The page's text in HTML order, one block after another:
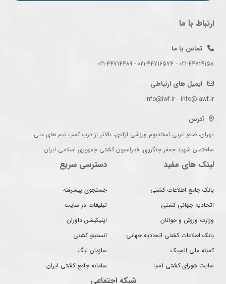
ارتباط با ما
تماس با ما
021-44714158 - 021-44716574 - 021-44714489
ایمیل های ارتباطی
info@iwf.ir - info@iawf.ir
آدرس
تهران، ضلع غربی استادیوم ورزشی آزادی، بالاتر از درب کمپ تیم های ملی،
ساختمان شهید جعفر جنگروی، فدراسیون کشتی جمهوری اسلامی ایران
لینک های مفید
بانک جامع اطلاعات کشتی
اتحادیه جهانی کشتی
وزارت ورزش و جوانان
بانک اطلاعات کشتی اتحادیه جهانی
کمیته ملی المپیک
سایت شورای کشتی آسیا
دسترسی سریع
جستجوی پیشرفته
تبلیغات در سایت
اپلیکیشن داوران
انستیتو کشتی
سازمان لیگ
سامانه جامع کشتی ایران
شبکه اجتماعی